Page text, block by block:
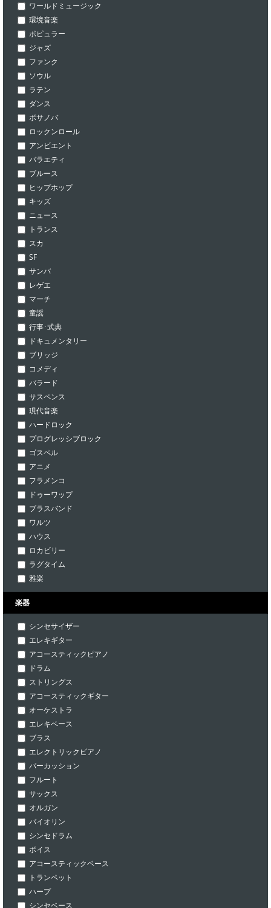
ワールドミュージック
環境音楽
ポピュラー
ジャズ
ファンク
ソウル
ラテン
ダンス
ボサノバ
ロックンロール
アンビエント
バラエティ
ブルース
ヒップホップ
キッズ
ニュース
トランス
スカ
SF
サンバ
レゲエ
マーチ
童謡
行事･式典
ドキュメンタリー
ブリッジ
コメディ
バラード
サスペンス
現代音楽
ハードロック
プログレッシブロック
ゴスペル
アニメ
フラメンコ
ドゥーワップ
ブラスバンド
ワルツ
ハウス
ロカビリー
ラグタイム
雅楽
楽器
シンセサイザー
エレキギター
アコースティックピアノ
ドラム
ストリングス
アコースティックギター
オーケストラ
エレキベース
ブラス
エレクトリックピアノ
パーカッション
フルート
サックス
オルガン
バイオリン
シンセドラム
ボイス
アコースティックベース
トランペット
ハープ
シンセベース